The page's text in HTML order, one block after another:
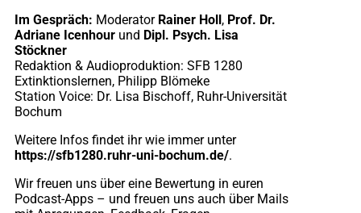
Im Gespräch: Moderator Rainer Holl, Prof. Dr.
Adriane Icenhour und Dipl. Psych. Lisa
Stöckner
Redaktion & Audioproduktion: SFB 1280
Extinktionslernen, Philipp Blömeke
Station Voice: Dr. Lisa Bischoff, Ruhr-Universität
Bochum
Weitere Infos findet ihr wie immer unter
https://sfb1280.ruhr-uni-bochum.de/.
Wir freuen uns über eine Bewertung in euren
Podcast-Apps – und freuen uns auch über Mails